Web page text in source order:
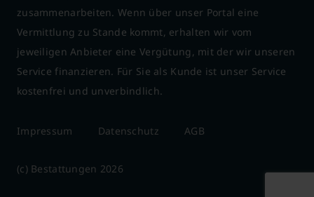
zusammenarbeiten. Wenn über unser Portal eine
Vermittlung zu Stande kommt, erhalten wir vom
jeweiligen Anbieter eine Vergütung, mit der wir unseren
Service finanzieren. Für Sie als Kunde ist unser Service
kostenfrei und unverbindlich.
Impressum Datenschutz AGB
(c) Bestattungen 2026